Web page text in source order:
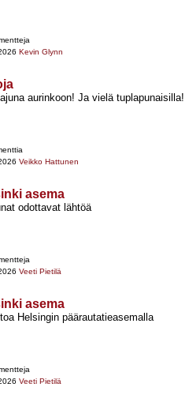
Kevin Glynn
aurinkoon! Ja vielä tuplapunaisilla!
Veikko Hattunen
asema
odottavat lähtöä
Veeti Pietilä
asema
Helsingin päärautatieasemalla
Veeti Pietilä